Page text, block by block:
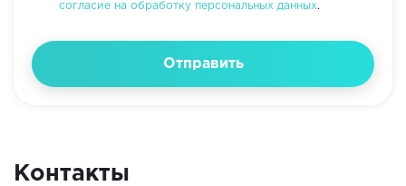
Контакты
согласие на обработку персональных данных.
Отправить